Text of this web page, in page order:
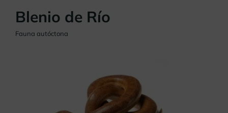
Blenio de Río
Fauna autóctona